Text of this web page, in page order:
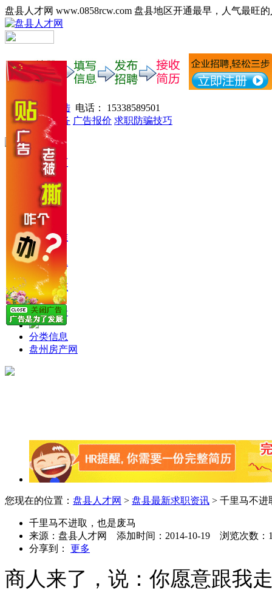
盘县人才网 www.0858rcw.com 盘县地区开通最早，人气最旺
注册登陆 电话： 15338589501
网站服务 广告报价 求职防骗技巧
网站首页
找工作
找人才
收费标准
常见问题
就业动态
留言反馈
分类信息
盘州房产网
您现在的位置： 盘县人才网 > 盘县最新求职资讯 > 千里马不进
千里马不进取，也是废马
来源： 盘县人才网 添加时间： 2014-10-19 浏览次数：
分享到：
更多
商人来了，说：你愿意跟我